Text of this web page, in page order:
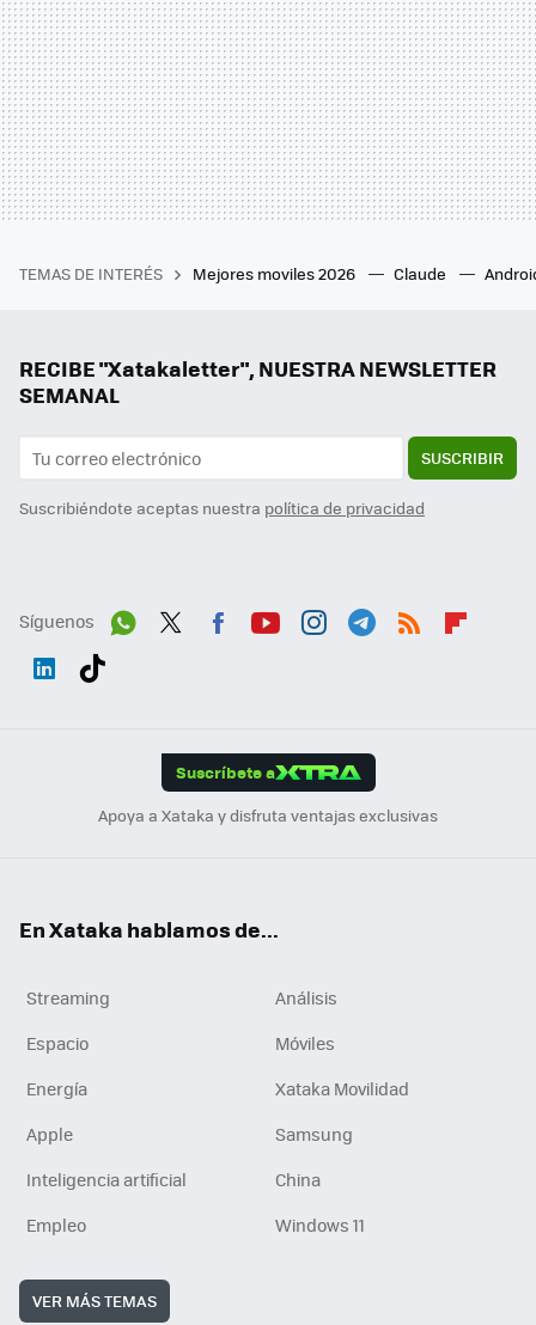
TEMAS DE INTERÉS Mejores moviles 2026 Claude
RECIBE "Xatakaletter", NUESTRA NEWSLETTER
SEMANAL
SUSCRIBIR
Suscribiéndote aceptas nuestra política de privacidad
Síguenos
Suscríbete a
Apoya a Xataka y disfruta ventajas exclusivas
En Xataka hablamos de...
Streaming
Análisis
Espacio
Móviles
Energía
Xataka Movilidad
Apple
Samsung
Inteligencia artificial
China
Empleo
Windows 11
VER MÁS TEMAS